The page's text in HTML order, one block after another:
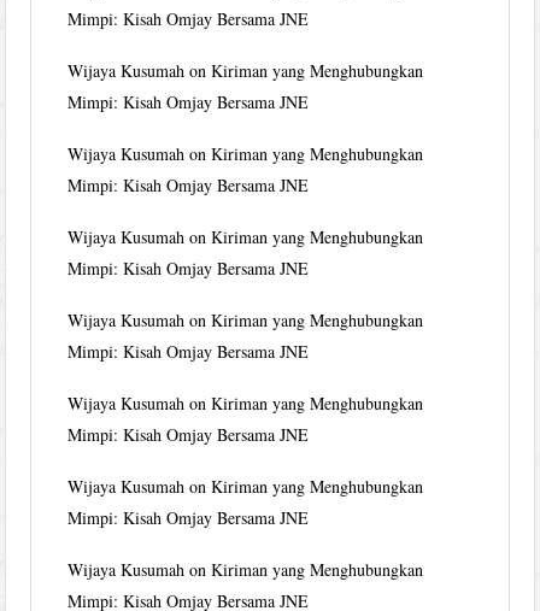
Mimpi: Kisah Omjay Bersama JNE
Wijaya Kusumah onKiriman yang Menghubungkan
Mimpi: Kisah Omjay Bersama JNE
Wijaya Kusumah onKiriman yang Menghubungkan
Mimpi: Kisah Omjay Bersama JNE
Wijaya Kusumah onKiriman yang Menghubungkan
Mimpi: Kisah Omjay Bersama JNE
Wijaya Kusumah onKiriman yang Menghubungkan
Mimpi: Kisah Omjay Bersama JNE
Wijaya Kusumah onKiriman yang Menghubungkan
Mimpi: Kisah Omjay Bersama JNE
Wijaya Kusumah onKiriman yang Menghubungkan
Mimpi: Kisah Omjay Bersama JNE
Wijaya Kusumah onKiriman yang Menghubungkan
Mimpi: Kisah Omjay Bersama JNE